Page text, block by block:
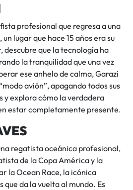
profesional que regresa a una
lugar que hace 15 años era su
descubre que la tecnología ha
la tranquilidad que una vez
ese anhelo de calma, Garazi
avión”, apagando todos sus
y explora cómo la verdadera
estar completamente presente.
regatista oceánica profesional,
de la Copa América y la
la Ocean Race, la icónica
da la vuelta al mundo. Es